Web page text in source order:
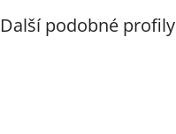
Další podobné profily